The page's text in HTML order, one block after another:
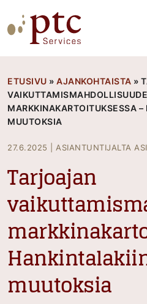
to
content
ETUSIVU » AJANKOHTAISTA »
MARKKINAKARTOITUKSESSA
MUUTOKSIA
27.6.2025 ASIANTUNTIJALTA
Tarjoajan
muutoksia